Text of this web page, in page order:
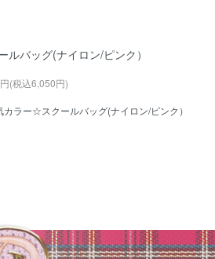
ルバッグ(ナイロン/ピンク）
(税込6,050円)
カラー☆スクールバッグ(ナイロン/ピンク）